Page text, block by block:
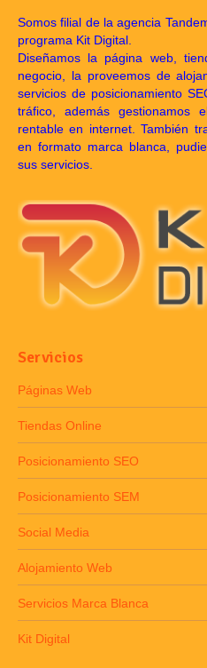
Somos filial de la agencia
programa Kit Digital.
Diseñamos la página web,
negocio, la proveemos de
servicios de posicionamiento
tráfico, además gestionamos
rentable en internet. También
en formato marca blanca,
sus servicios.
Servicios
Páginas Web
Tiendas Online
Posicionamiento SEO
Posicionamiento SEM
Social Media
Alojamiento Web
Servicios Marca Blanca
Kit Digital